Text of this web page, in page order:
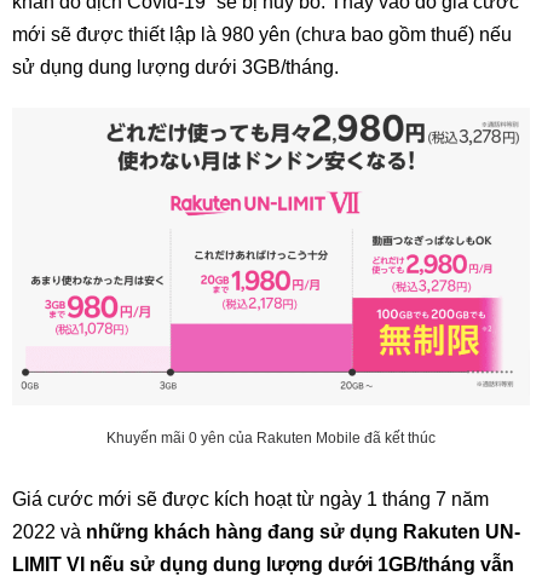
mới sẽ được thiết lập là 980 yên (chưa bao gồm thuế) nếu
sử dụng dung lượng dưới 3GB/tháng.
Khuyến mãi 0 yên của Rakuten Mobile đã kết thúc
Giá cước mới sẽ được kích hoạt từ ngày 1 tháng 7 năm
2022 và những khách hàng đang sử dụng Rakuten UN-
LIMIT VI nếu sử dụng dung lượng dưới 1GB/tháng vẫn